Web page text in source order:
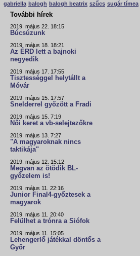
gabriella balogh balogh beatrix szűcs sugár tímea
További hírek
2019. május 22. 18:15
Búcsúzunk
2019. május 18. 18:21
Az ÉRD lett a bajnoki
negyedik
2019. május 17. 17:55
Tisztességgel helytállt a
Móvár
2019. május 15. 17:57
Snelderrel győzött a Fradi
2019. május 15. 7:19
Női keret a vb-selejtezőkre
2019. május 13. 7:27
"A magyaroknak nincs
taktikája"
2019. május 12. 15:12
Megvan az ötödik BL-
győzelem is!
2019. május 11. 22:16
Junior Final4-győztesek a
magyarok
2019. május 11. 20:40
Felülhet a trónra a Siófok
2019. május 11. 15:05
Lehengerlő játékkal döntős a
Győr